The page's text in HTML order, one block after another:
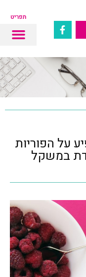
תפריט
על הפוריות
במשקל